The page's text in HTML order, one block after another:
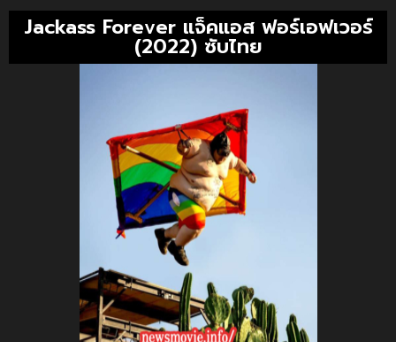
Jackass Forever แจ็คแอส ฟอร์เอฟเวอร์
(2022) ซับไทย